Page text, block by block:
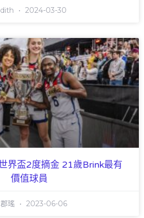
2024-03-30
界盃2度摘金 21歲Brink最有
價值球員
瑤 2023-06-06